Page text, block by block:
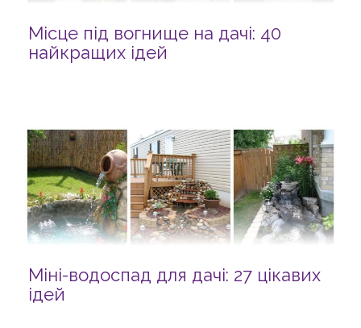
Місце під вогнище на дачі: 40
найкращих ідей
Міні-водоспад для дачі: 27 цікавих
ідей